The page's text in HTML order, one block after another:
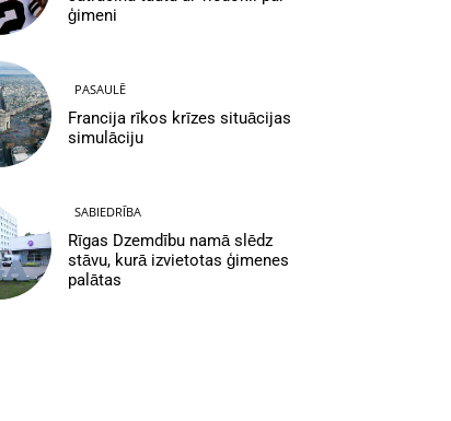
ģimeni
PASAULĒ
Francija rīkos krīzes situācijas
simulāciju
SABIEDRĪBA
Rīgas Dzemdību namā slēdz
stāvu, kurā izvietotas ģimenes
palātas